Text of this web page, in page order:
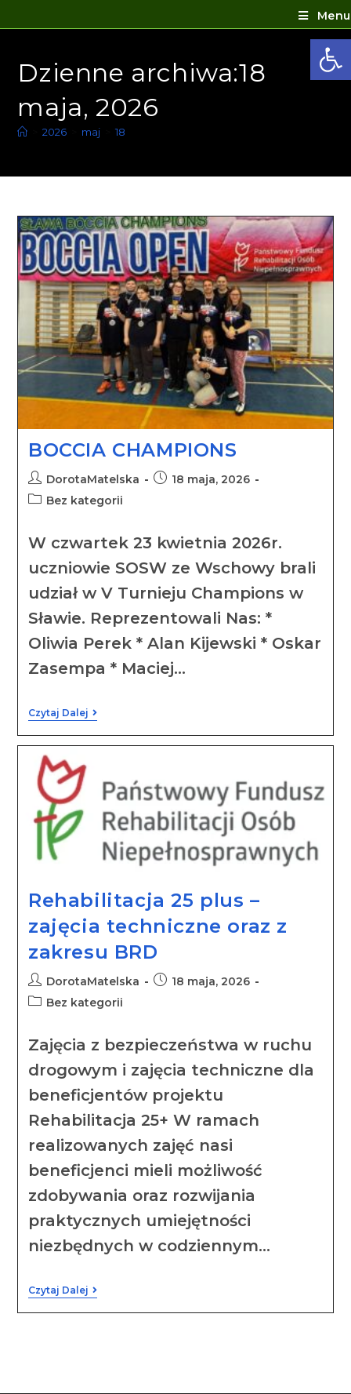
Menu
Dzienne archiwa:18
maja, 2026
2026 maj 18
BOCCIA CHAMPIONS
DorotaMatelska
18 maja, 2026
Bez kategorii
W czwartek 23 kwietnia 2026r.
uczniowie SOSW ze Wschowy brali
udział w V Turnieju Champions w
Sławie. Reprezentowali Nas: *
Oliwia Perek * ⁠Alan Kijewski * ⁠Oskar
Zasempa * ⁠Maciej…
Czytaj Dalej
Rehabilitacja 25 plus –
zajęcia techniczne oraz z
zakresu BRD
DorotaMatelska
18 maja, 2026
Bez kategorii
Zajęcia z bezpieczeństwa w ruchu
drogowym i zajęcia techniczne dla
beneficjentów projektu
Rehabilitacja 25+ W ramach
realizowanych zajęć nasi
beneficjenci mieli możliwość
zdobywania oraz rozwijania
praktycznych umiejętności
niezbędnych w codziennym…
Czytaj Dalej